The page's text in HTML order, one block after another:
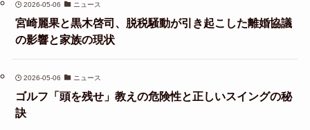
2026-05-06 ニュース
宮崎麗果と黒木啓司、脱税騒動が引き起こした離婚協議
の影響と家族の現状
2026-05-06 ニュース
ゴルフ「頭を残せ」教えの危険性と正しいスイングの秘
訣